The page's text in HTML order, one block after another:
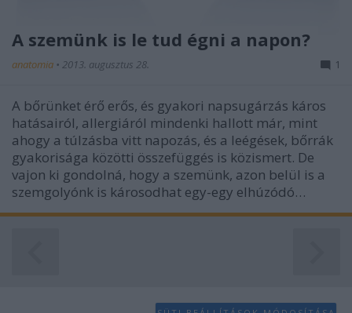
A szemünk is le tud égni a napon?
anatomia • 2013. augusztus 28. 1
A bőrünket érő erős, és gyakori napsugárzás káros
hatásairól, allergiáról mindenki hallott már, mint
ahogy a túlzásba vitt napozás, és a leégések, bőrrák
gyakorisága közötti összefüggés is közismert. De
vajon ki gondolná, hogy a szemünk, azon belül is a
szemgolyónk is károsodhat egy-egy elhúzódó…